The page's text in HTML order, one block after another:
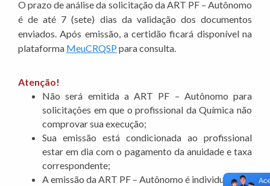
O prazo de análise da solicitação da ART PF – Autônomo
é de até 7 (sete) dias da validação dos documentos
enviados. Após emissão, a certidão ficará disponível na
plataforma MeuCRQSP para consulta.
Atenção!
Não será emitida a ART PF – Autônomo para
solicitações em que o profissional da Química não
comprovar sua execução;
Sua emissão está condicionada ao profissional
estar em dia com o pagamento da anuidade e taxa
correspondente;
A emissão da ART PF – Autônomo é individual para